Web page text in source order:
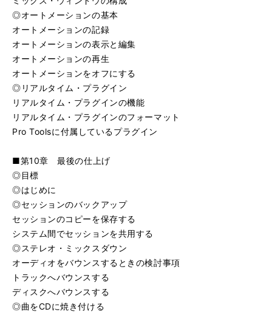
◎オートメーションの基本
オートメーションの記録
オートメーションの表示と編集
オートメーションの再生
オートメーションをオフにする
◎リアルタイム・プラグイン
リアルタイム・プラグインの機能
リアルタイム・プラグインのフォーマット
Pro Toolsに付属しているプラグイン
■第10章 最後の仕上げ
◎目標
◎はじめに
◎セッションのバックアップ
セッションのコピーを保存する
システム間でセッションを共用する
◎ステレオ・ミックスダウン
オーディオをバウンスするときの検討事項
トラックへバウンスする
ディスクへバウンスする
◎曲をCDに焼き付ける